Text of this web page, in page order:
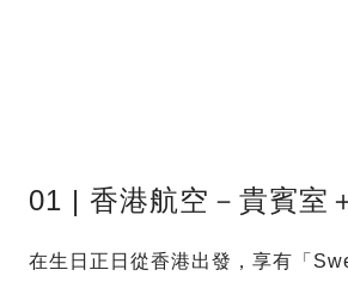
01 | 香港航空－貴賓室
在生日正日從香港出發，享有「